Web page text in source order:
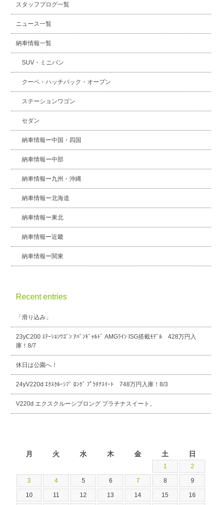
スタッフブログ一覧
ニュース一覧
納車情報一覧
SUV・ミニバン
クーペ・ハッチバック・オープン
ステーションワゴン
セダン
納車情報ー中国・四国
納車情報ー中部
納車情報ー九州・沖縄
納車情報ー北海道
納車情報ー東北
納車情報ー近畿
納車情報ー関東
Recent entries
「滑り込み」
23yC200 ｽﾃｰｼｮﾝﾜｺﾞﾝ ｱﾊﾞﾝｷﾞｬﾙﾄﾞ AMGﾗｲﾝ ISG搭載ﾓﾃﾞﾙ 428万円入
庫！8/7
休日は公園へ！
24yV220d ｴｸｽｸﾙｰｼﾌﾞ ﾛﾝｸﾞ ﾌﾟﾗﾁﾅｽｲｰﾄ 748万円入庫！8/3
V220d エクスクルーシブロング プラチナスイート。
月 火 水 木 金 土 日
1 2
3 4 5 6 7 8 9
10 11 12 13 14 15 16